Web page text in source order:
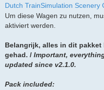
Dutch TrainSimulation Scenery
Um diese Wagen zu nutzen,
aktiviert werden.
Belangrijk, alles in dit
gehad. / Important,
updated since v2.1.0.
Pack included: